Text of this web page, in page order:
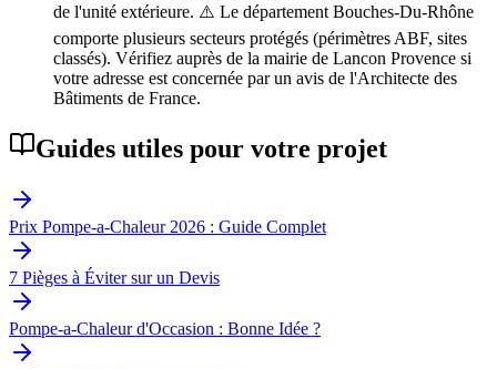
de l'unité extérieure. ⚠️ Le département Bouches-Du-Rhône
comporte plusieurs secteurs protégés (périmètres ABF, sites
classés). Vérifiez auprès de la mairie de Lancon Provence si
votre adresse est concernée par un avis de l'Architecte des
Bâtiments de France.
Guides utiles pour votre projet
Prix Pompe-a-Chaleur 2026 : Guide Complet
7 Pièges à Éviter sur un Devis
Pompe-a-Chaleur d'Occasion : Bonne Idée ?